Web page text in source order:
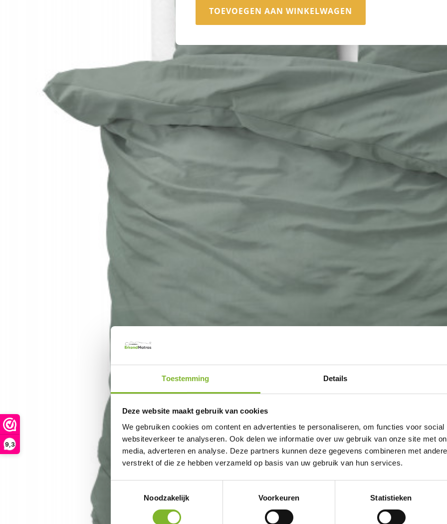
9,3
Toestemming Details
Deze website maakt gebruik van cookies
We gebruiken cookies om content en advertenties te personaliseren, om functies voor
websiteverkeer te analyseren. Ook delen we informatie over uw gebruik van onze site met
media, adverteren en analyse. Deze partners kunnen deze gegevens combineren met
verstrekt of die ze hebben verzameld op basis van uw gebruik van hun services.
Noodzakelijk
Voorkeuren Statistieken
TOEVOEGEN AAN WINKELWAGEN